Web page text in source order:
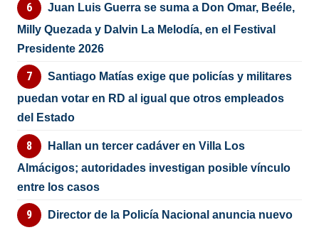
Juan Luis Guerra se suma a Don Omar, Beéle,
Milly Quezada y Dalvin La Melodía, en el Festival
Presidente 2026
Santiago Matías exige que policías y militares
puedan votar en RD al igual que otros empleados
del Estado
Hallan un tercer cadáver en Villa Los
Almácigos; autoridades investigan posible vínculo
entre los casos
Director de la Policía Nacional anuncia nuevo